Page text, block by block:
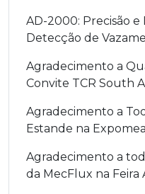
AD-2000: Precisão
Detecção de
Agradecimento a
Convite TCR South
Agradecimento a
Estande na
Agradecimento a
da MecFlux na Feira